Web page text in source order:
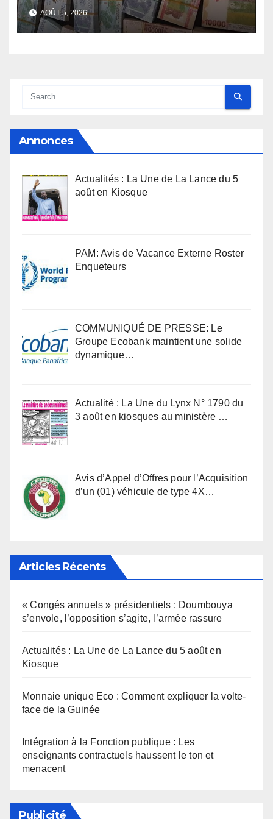
face de la Guinée
AOÛT 5, 2026
Annonces
Actualités : La Une de La Lance du 5
août en Kiosque
PAM: Avis de Vacance Externe Roster
Enqueteurs
COMMUNIQUÉ DE PRESSE: Le
Groupe Ecobank maintient une solide
dynamique…
Actualité : La Une du Lynx N° 1790 du
3 août en kiosques au ministère …
Avis d’Appel d’Offres pour l’Acquisition
d’un (01) véhicule de type 4X…
Articles Récents
« Congés annuels » présidentiels : Doumbouya
s’envole, l’opposition s’agite, l’armée rassure
Actualités : La Une de La Lance du 5 août en
Kiosque
Monnaie unique Eco : Comment expliquer la volte-
face de la Guinée
Intégration à la Fonction publique : Les
enseignants contractuels haussent le ton et
menacent
Publicité